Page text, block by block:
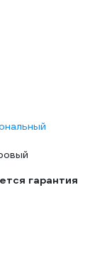
гарантия